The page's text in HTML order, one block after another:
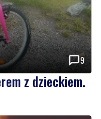
9
z dzieckiem.